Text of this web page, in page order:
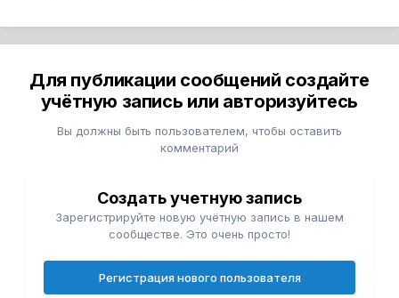
Для публикации сообщений создайте
учётную запись или авторизуйтесь
Вы должны быть пользователем, чтобы оставить
комментарий
Создать учетную запись
Зарегистрируйте новую учётную запись в нашем
сообществе. Это очень просто!
Регистрация нового пользователя